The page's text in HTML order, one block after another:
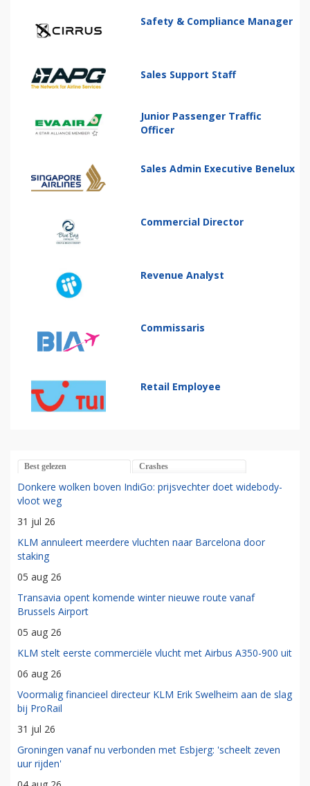
Safety & Compliance Manager
Sales Support Staff
Junior Passenger Traffic
Officer
Sales Admin Executive Benelux
Commercial Director
Revenue Analyst
Commissaris
Retail Employee
Best gelezen Crashes
Donkere wolken boven IndiGo: prijsvechter doet widebody-
vloot weg
31 jul 26
KLM annuleert meerdere vluchten naar Barcelona door
staking
05 aug 26
Transavia opent komende winter nieuwe route vanaf
Brussels Airport
05 aug 26
KLM stelt eerste commerciële vlucht met Airbus A350-900 uit
06 aug 26
Voormalig financieel directeur KLM Erik Swelheim aan de slag
bij ProRail
31 jul 26
Groningen vanaf nu verbonden met Esbjerg: 'scheelt zeven
uur rijden'